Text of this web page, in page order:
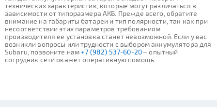
технических характеристик, которые могут различаться в
зависимости от типоразмера АКБ. Прежде всего, обратите
внимание на габариты батареи и тип полярности, так как при
несоответствии этих параметров требованиям
производителя ее установка станет невозможной. Если у вас
возникли вопросы или трудности с выбором аккумулятора для
Subaru, позвоните нам+7 (982) 537-60-20– опытный
сотрудник сети окажет оперативную помощь.